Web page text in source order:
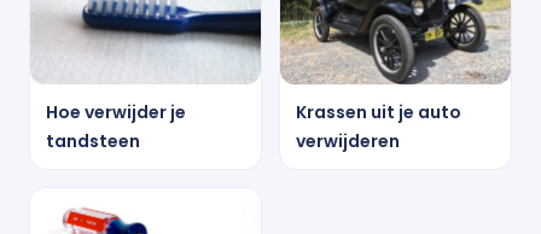
Hoe verwijder je
tandsteen
Krassen uit je auto
verwijderen